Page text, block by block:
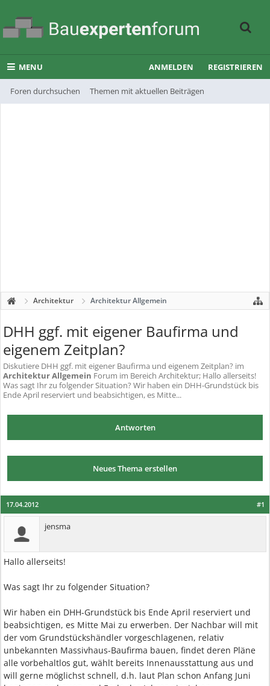
MENU
Foren durchsuchen Themen mit aktuellen Beiträgen
ANMELDEN REGISTRIEREN
Architektur Architektur Allgemein
DHH ggf. mit eigener Baufirma und
eigenem Zeitplan?
Diskutiere DHH ggf. mit eigener Baufirma und eigenem Zeitplan? im
Architektur Allgemein Forum im Bereich Architektur; Hallo allerseits!
Was sagt Ihr zu folgender Situation? Wir haben ein DHH-Grundstück bis
Ende April reserviert und beabsichtigen, es Mitte...
Antworten
Neues Thema erstellen
#1
17.04.2012
jensma
Hallo allerseits!
Was sagt Ihr zu folgender Situation?
Wir haben ein DHH-Grundstück bis Ende April reserviert und
beabsichtigen, es Mitte Mai zu erwerben. Der Nachbar will mit
der vom Grundstückshändler vorgeschlagenen, relativ
unbekannten Massivhaus-Baufirma bauen, findet deren Pläne
alle vorbehaltlos gut, wählt bereits Innenausstattung aus und
will gerne möglichst schnell, d.h. laut Plan schon Anfang Juni